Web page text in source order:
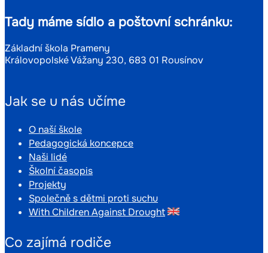
Tady máme sídlo a poštovní schránku:
Základní škola Prameny
Královopolské Vážany 230, 683 01 Rousínov
Jak se u nás učíme
O naší škole
Pedagogická koncepce
Naši lidé
Školní časopis
Projekty
Společně s dětmi proti suchu
With Children Against Drought
Co zajímá rodiče